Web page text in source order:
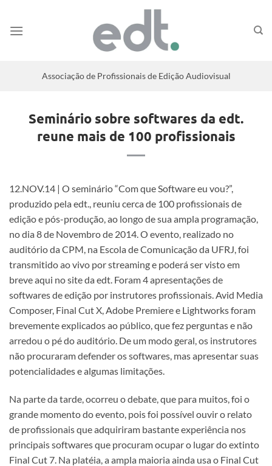
Associação de Profissionais de Edição Audiovisual
Seminário sobre softwares da edt.
reune mais de 100 profissionais
12.NOV.14 | O seminário “Com que Software eu vou?”,
produzido pela edt., reuniu cerca de 100 profissionais de
edição e pós-produção, ao longo de sua ampla programação,
no dia 8 de Novembro de 2014. O evento, realizado no
auditório da CPM, na Escola de Comunicação da UFRJ, foi
transmitido ao vivo por streaming e poderá ser visto em
breve aqui no site da edt. Foram 4 apresentações de
softwares de edição por instrutores profissionais. Avid Media
Composer, Final Cut X, Adobe Premiere e Lightworks foram
brevemente explicados ao público, que fez perguntas e não
arredou o pé do auditório. De um modo geral, os instrutores
não procuraram defender os softwares, mas apresentar suas
potencialidades e algumas limitações.
Na parte da tarde, ocorreu o debate, que para muitos, foi o
grande momento do evento, pois foi possível ouvir o relato
de profissionais que adquiriram bastante experiência nos
principais softwares que procuram ocupar o lugar do extinto
Final Cut 7. Na platéia, a ampla maioria ainda usa o Final Cut